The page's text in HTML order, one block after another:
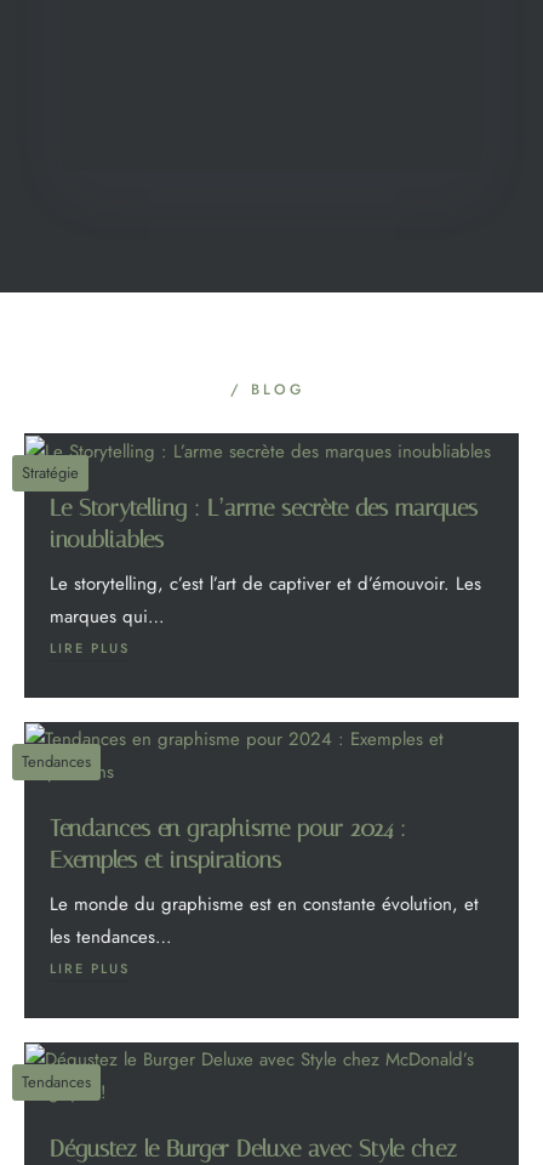
/ BLOG
Stratégie
Le Storytelling : L’arme secrète des marques
inoubliables
Le storytelling, c’est l’art de captiver et d’émouvoir. Les
marques qui…
LIRE PLUS
Tendances
Tendances en graphisme pour 2024 :
Exemples et inspirations
Le monde du graphisme est en constante évolution, et
les tendances…
LIRE PLUS
Tendances
Dégustez le Burger Deluxe avec Style chez